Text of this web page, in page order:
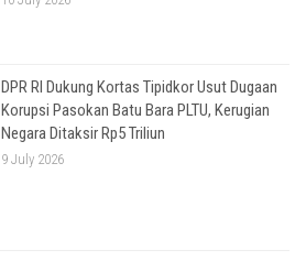
DPR RI Dukung Kortas Tipidkor Usut Dugaan
Korupsi Pasokan Batu Bara PLTU, Kerugian
Negara Ditaksir Rp5 Triliun
9 July 2026